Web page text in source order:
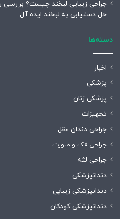
جراحی زیبایی لبخند چیست؟ بررسی
حل دستیابی به لبخند ایده آل
دسته‌ها
اخبار
پزشکی
پزشکی زنان
تجهیزات
جراحی دندان عقل
جراحی فک و صورت
جراحی لثه
دندانپزشکی
دندانپزشکی زیبایی
دندانپزشکی کودکان